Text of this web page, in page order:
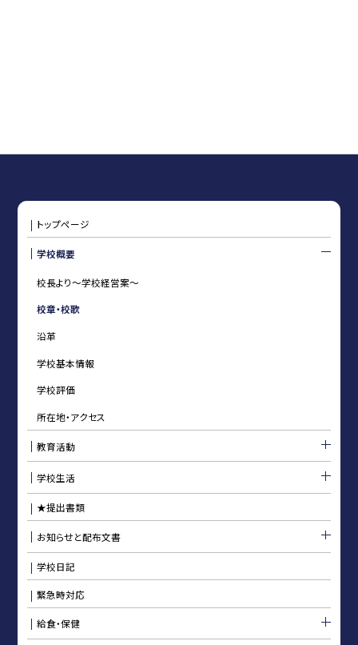
トップページ
学校概要
校長より〜学校経営案〜
校章・校歌
沿革
学校基本情報
学校評価
所在地・アクセス
教育活動
学校生活
★提出書類
お知らせと配布文書
学校日記
緊急時対応
給食・保健